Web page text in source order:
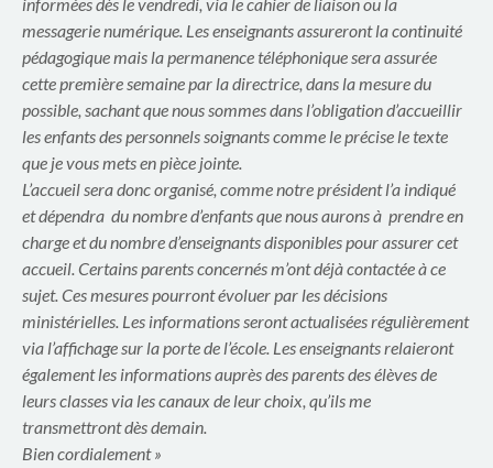
t
s
d
u
g
r
o
u
p
e
messagerie numérique. Les enseignants assureront la continuité
pédagogique mais la permanence téléphonique sera assurée
cette première semaine par la directrice, dans la mesure du
possible, sachant que nous sommes dans l’obligation d’accueillir
les enfants des personnels soignants comme le précise le texte
que je vous mets en pièce jointe.
L’accueil sera donc organisé, comme notre président l’a indiqué
et dépendra du nombre d’enfants que nous aurons à prendre en
charge et du nombre d’enseignants disponibles pour assurer cet
accueil. Certains parents concernés m’ont déjà contactée à ce
sujet. Ces mesures pourront évoluer par les décisions
ministérielles. Les informations seront actualisées régulièrement
via l’affichage sur la porte de l’école. Les enseignants relaieront
également les informations auprès des parents des élèves de
leurs classes via les canaux de leur choix, qu’ils me
transmettront dès demain.
Bien cordialement »